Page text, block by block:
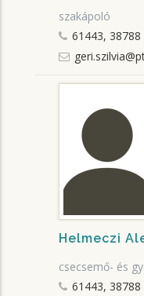
szakápoló
61443, 38788
Helmeczi
csecsemő- és
61443, 38788